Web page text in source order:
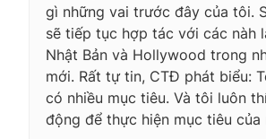
gì những vai trước đây của tôi.
sẽ tiếp tục hợp tác với các nàh
Nhật Bản và Hollywood trong
mới. Rất tự tin, CTĐ phát biểu:
có nhiều mục tiêu. Và tôi luôn
động để thực hiện mục tiêu của